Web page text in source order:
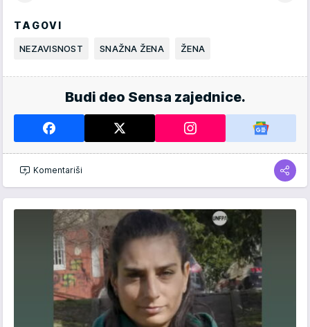
TAGOVI
NEZAVISNOST SNAŽNA ŽENA ŽENA
Budi deo Sensa zajednice.
Komentariši